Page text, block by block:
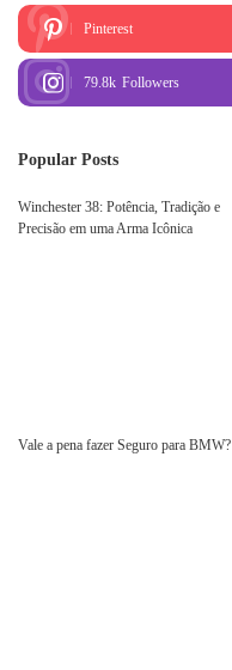
Pinterest
79.8k Followers
Popular Posts
Winchester 38: Potência, Tradição e
Precisão em uma Arma Icônica
Vale a pena fazer Seguro para BMW?